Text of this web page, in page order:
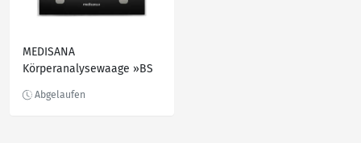
MEDISANA
Körperanalysewaage »BS